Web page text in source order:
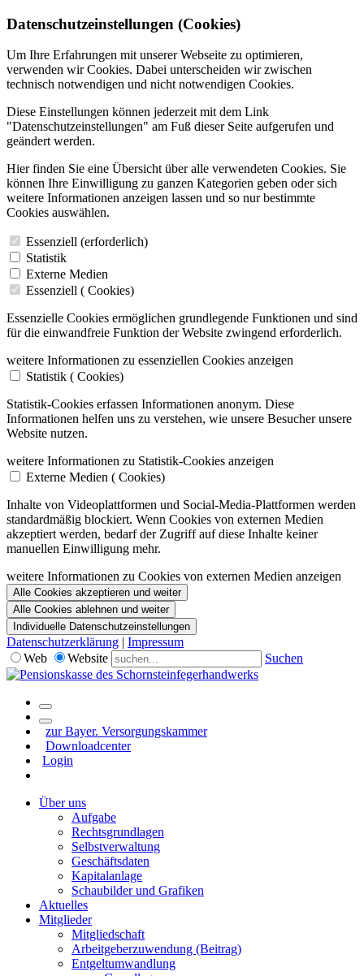
Datenschutzeinstellungen (Cookies)
Um Ihre Erfahrungen mit unserer Webseite zu optimieren,
verwenden wir Cookies. Dabei unterscheiden wir zwischen
technisch notwendigen und nicht notwendigen Cookies.
Diese Einstellungen können jederzeit mit dem Link
"Datenschutzeinstellungen" am Fuß dieser Seite aufgerufen und
geändert werden.
Hier finden Sie eine Übersicht über alle verwendeten Cookies. Sie
können Ihre Einwilligung zu ganzen Kategorien geben oder sich
weitere Informationen anzeigen lassen und so nur bestimmte
Cookies auswählen.
Essenziell (erforderlich)
Statistik
Externe Medien
Essenziell ( Cookies)
Essenzielle Cookies ermöglichen grundlegende Funktionen und sind
für die einwandfreie Funktion der Website zwingend erforderlich.
weitere Informationen zu essenziellen Cookies anzeigen
Statistik ( Cookies)
Statistik-Cookies erfassen Informationen anonym. Diese
Informationen helfen uns zu verstehen, wie unsere Besucher unsere
Website nutzen.
weitere Informationen zu Statistik-Cookies anzeigen
Externe Medien ( Cookies)
Inhalte von Videoplattformen und Social-Media-Plattformen werden
standardmäßig blockiert. Wenn Cookies von externen Medien
akzeptiert werden, bedarf der Zugriff auf diese Inhalte keiner
manuellen Einwilligung mehr.
weitere Informationen zu Cookies von externen Medien anzeigen
Alle Cookies akzeptieren und weiter
Alle Cookies ablehnen und weiter
Individuelle Datenschutzeinstellungen
Datenschutzerklärung | Impressum
Web
Website Suchen
zur Bayer. Versorgungskammer
Downloadcenter
Login
Über uns
Aufgabe
Rechtsgrundlagen
Selbstverwaltung
Geschäftsdaten
Kapitalanlage
Schaubilder und Grafiken
Aktuelles
Mitglieder
Mitgliedschaft
Arbeitgeberzuwendung (Beitrag)
Entgeltumwandlung